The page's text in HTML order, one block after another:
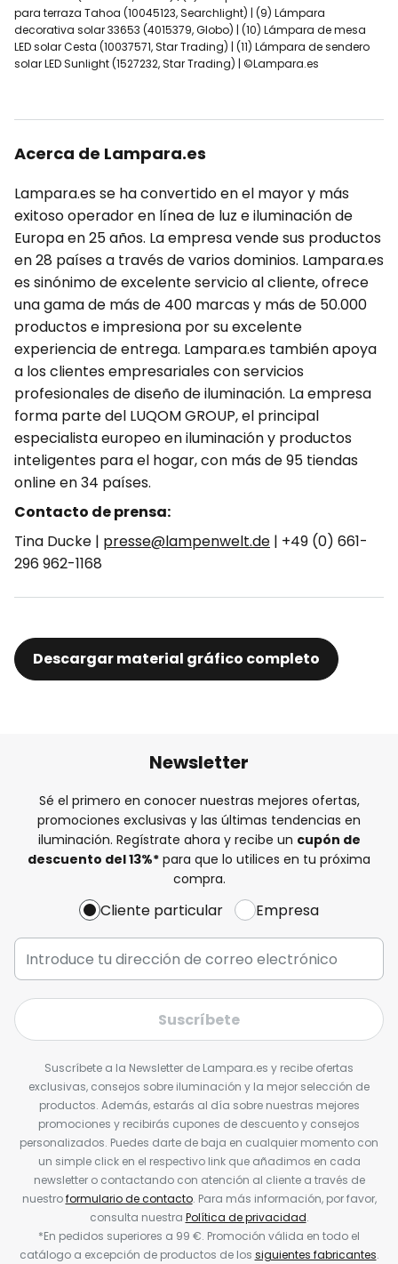
para terraza Tahoa (10045123, Searchlight) | (9) Lámpara
decorativa solar 33653 (4015379, Globo) | (10) Lámpara de mesa
LED solar Cesta (10037571, Star Trading) | (11) Lámpara de sendero
solar LED Sunlight (1527232, Star Trading) | ©Lampara.es
Acerca de Lampara.es
Lampara.es se ha convertido en el mayor y más
exitoso operador en línea de luz e iluminación de
Europa en 25 años. La empresa vende sus productos
en 28 países a través de varios dominios. Lampara.es
es sinónimo de excelente servicio al cliente, ofrece
una gama de más de 400 marcas y más de 50.000
productos e impresiona por su excelente
experiencia de entrega. Lampara.es también apoya
a los clientes empresariales con servicios
profesionales de diseño de iluminación. La empresa
forma parte del LUQOM GROUP, el principal
especialista europeo en iluminación y productos
inteligentes para el hogar, con más de 95 tiendas
online en 34 países.
Contacto de prensa:
Tina Ducke | presse@lampenwelt.de | +49 (0) 661-
296 962-1168
Descargar material gráfico completo
Newsletter
Sé el primero en conocer nuestras mejores ofertas,
promociones exclusivas y las últimas tendencias en
iluminación. Regístrate ahora y recibe un cupón de
descuento del13%* para que lo utilices en tu próxima
compra.
Cliente particular Empresa
Suscríbete
Suscríbete a la Newsletter de Lampara.es y recibe ofertas
exclusivas, consejos sobre iluminación y la mejor selección de
productos. Además, estarás al día sobre nuestras mejores
promociones y recibirás cupones de descuento y consejos
personalizados. Puedes darte de baja en cualquier momento con
un simple click en el respectivo link que añadimos en cada
newsletter o contactando con atención al cliente a través de
nuestroformulario de contacto. Para más información, por favor,
consulta nuestra Política de privacidad.
*En pedidos superiores a 99 €. Promoción válida en todo el
catálogo a excepción de productos de los siguientes fabricantes.